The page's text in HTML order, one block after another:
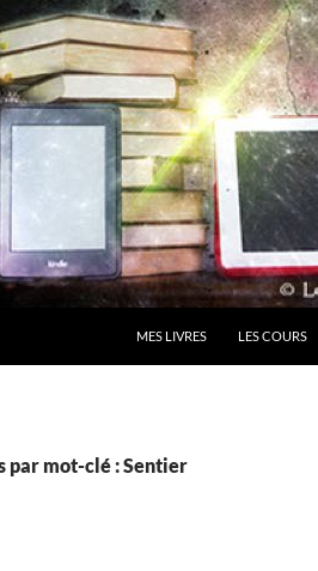
MES LIVRES LES COURS
par mot-clé : Sentier